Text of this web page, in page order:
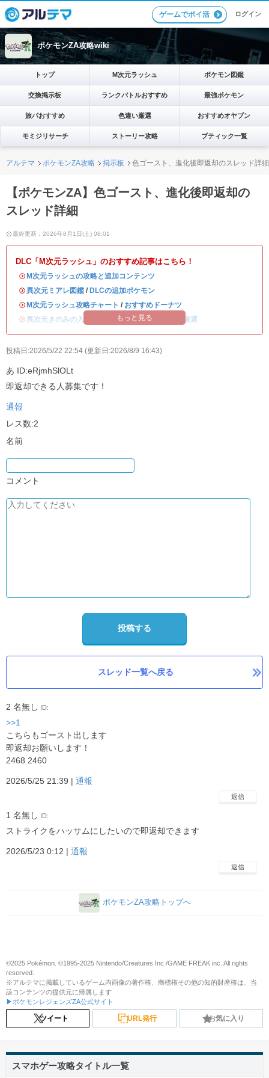
ゲームでポイ活 ログイン
ポケモンZA攻略wiki
トップ M次元ラッシュ ポケモン図鑑
交換掲示板 ランクバトルおすすめ 最強ポケモン
旅パおすすめ 色違い厳選 おすすめオヤブン
モミジリサーチ ストーリー攻略 ブティック一覧
アルテマ ポケモンZA攻略 掲示板 色ゴースト、進化後即返却のスレッド詳細
【ポケモンZA】色ゴースト、進化後即返却の
スレッド詳細
最終更新：2026年8月1日(土) 08:01
DLC「M次元ラッシュ」のおすすめ記事はこちら！
・M次元ラッシュの攻略と追加コンテンツ
・異次元ミアレ図鑑 / DLCの追加ポケモン
・M次元ラッシュ攻略チャート / おすすめドーナツ
・異次元きのみの入手方法 異次元ミアレの色違い厳選
もっと見る
投稿日:2026/5/22 22:54 (更新日:2026/8/9 16:43)
あ ID:eRjmhSlOLt
即返却できる人募集です！
通報
レス数:2
名前
コメント
投稿する
スレッド一覧へ戻る
2 名無し ID:
>>1
こちらもゴースト出します
即返却お願いします！
2468 2460
2026/5/25 21:39 | 通報
返信
1 名無し ID:
ストライクをハッサムにしたいので即返却できます
2026/5/23 0:12 | 通報
返信
ポケモンZA攻略トップへ
©2025 Pokémon. ©1995-2025 Nintendo/Creatures Inc./GAME FREAK inc. All rights
reserved.
※アルテマに掲載しているゲーム内画像の著作権、商標権その他の知的財産権は、当
該コンテンツの提供元に帰属します
▶ポケモンレジェンズZA公式サイト
ツイート URL発行 お気に入り
スマホゲー攻略タイトル一覧